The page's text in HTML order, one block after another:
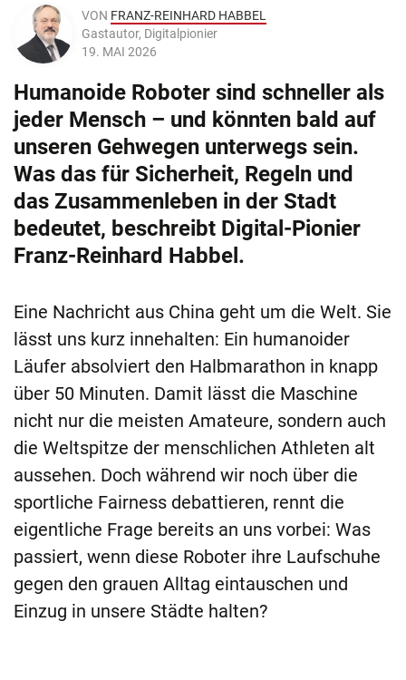
VON FRANZ-REINHARD HABBEL
Gastautor, Digitalpionier
19. MAI 2026
Humanoide Roboter sind schneller als
jeder Mensch – und könnten bald auf
unseren Gehwegen unterwegs sein.
Was das für Sicherheit, Regeln und
das Zusammenleben in der Stadt
bedeutet, beschreibt Digital-Pionier
Franz-Reinhard Habbel.
Eine Nachricht aus China geht um die Welt. Sie
lässt uns kurz innehalten: Ein humanoider
Läufer absolviert den Halbmarathon in knapp
über 50 Minuten. Damit lässt die Maschine
nicht nur die meisten Amateure, sondern auch
die Weltspitze der menschlichen Athleten alt
aussehen. Doch während wir noch über die
sportliche Fairness debattieren, rennt die
eigentliche Frage bereits an uns vorbei: Was
passiert, wenn diese Roboter ihre Laufschuhe
gegen den grauen Alltag eintauschen und
Einzug in unsere Städte halten?